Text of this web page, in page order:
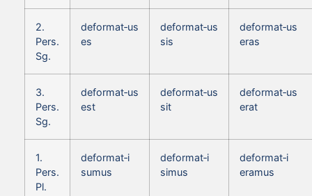
2.
Pers.
Sg.
deformat‑us
es
deformat‑us
sis
deformat‑us
eras
3.
Pers.
Sg.
deformat‑us
est
deformat‑us
sit
deformat‑us
erat
1.
Pers.
Pl.
deformat‑i
sumus
deformat‑i
simus
deformat‑i
eramus